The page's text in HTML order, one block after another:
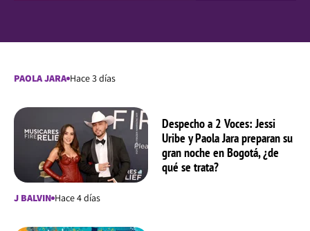
PAOLA JARA Hace 3 días
Despecho a 2 Voces: Jessi
Uribe y Paola Jara preparan su
gran noche en Bogotá, ¿de
qué se trata?
J BALVIN Hace 4 días